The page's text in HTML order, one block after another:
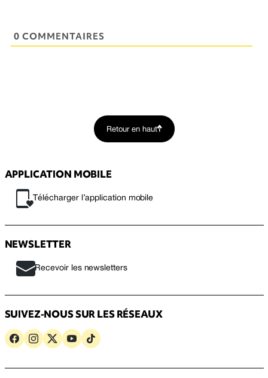
0 COMMENTAIRES
Retour en haut
APPLICATION MOBILE
Télécharger l’application mobile
NEWSLETTER
Recevoir les newsletters
SUIVEZ-NOUS SUR LES RÉSEAUX